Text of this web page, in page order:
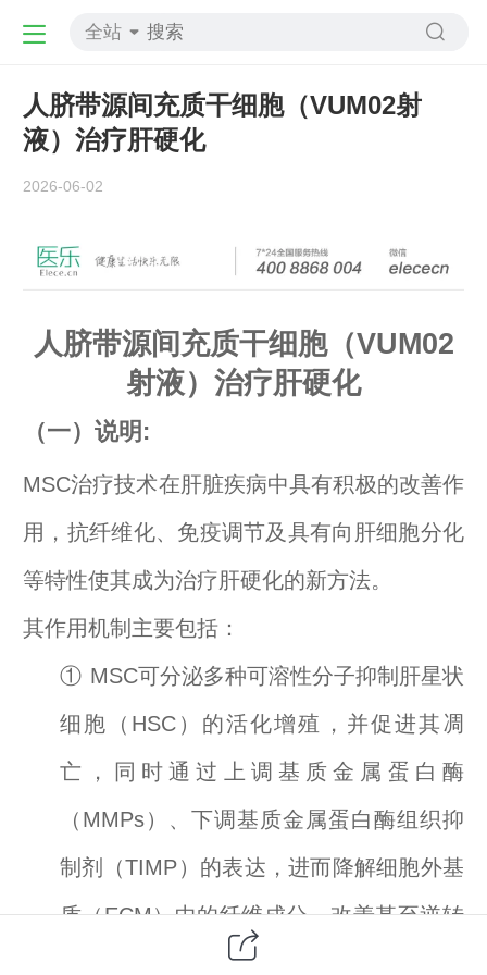
全站
人脐带源间充质干细胞（VUM02射
液）治疗肝硬化
2026-06-02
人脐带源间充质干细胞（VUM02
射液）治疗肝硬化
（一）说明:
MSC治疗技术在肝脏疾病中具有积极的改善作
用，抗纤维化、免疫调节及具有向肝细胞分化
等特性使其成为治疗肝硬化的新方法。
其作用机制主要包括：
① MSC可分泌多种可溶性分子抑制肝星状
细胞（HSC）的活化增殖，并促进其凋
亡，同时通过上调基质金属蛋白酶
（MMPs）、下调基质金属蛋白酶组织抑
制剂（TIMP）的表达，进而降解细胞外基
质（ECM）中的纤维成分，改善甚至逆转